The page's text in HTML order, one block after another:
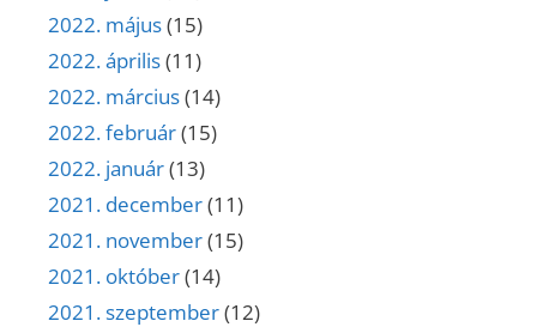
2022. május(15)
2022. április(11)
2022. március(14)
2022. február(15)
2022. január(13)
2021. december(11)
2021. november(15)
2021. október(14)
2021. szeptember(12)